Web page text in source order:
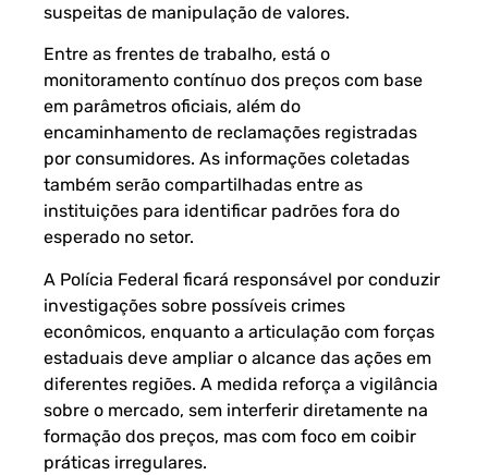
suspeitas de manipulação de valores.
Entre as frentes de trabalho, está o
monitoramento contínuo dos preços com base
em parâmetros oficiais, além do
encaminhamento de reclamações registradas
por consumidores. As informações coletadas
também serão compartilhadas entre as
instituições para identificar padrões fora do
esperado no setor.
A Polícia Federal ficará responsável por conduzir
investigações sobre possíveis crimes
econômicos, enquanto a articulação com forças
estaduais deve ampliar o alcance das ações em
diferentes regiões. A medida reforça a vigilância
sobre o mercado, sem interferir diretamente na
formação dos preços, mas com foco em coibir
práticas irregulares.